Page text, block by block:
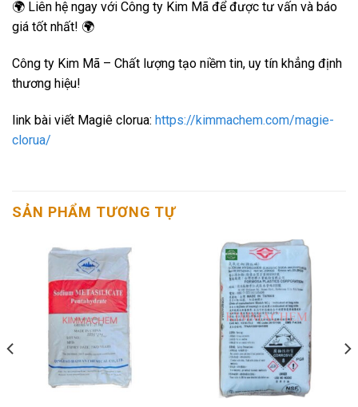
🌍 Liên hệ ngay với Công ty Kim Mã để được tư vấn và báo
giá tốt nhất! 🌍
Công ty Kim Mã – Chất lượng tạo niềm tin, uy tín khẳng định
thương hiệu!
link bài viết Magiê clorua: https://kimmachem.com/magie-
clorua/
SẢN PHẨM TƯƠNG TỰ